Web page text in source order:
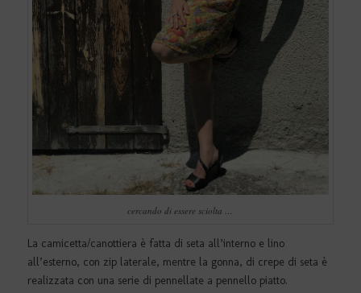
cercando di essere sciolta …
La camicetta/canottiera è fatta di seta all’interno e lino
all’esterno, con zip laterale, mentre la gonna, di crepe di seta è
realizzata con una serie di pennellate a pennello piatto.